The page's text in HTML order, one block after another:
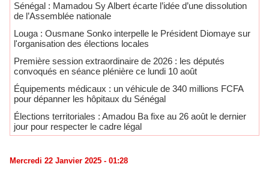
Sénégal : Mamadou Sy Albert écarte l’idée d’une dissolution
de l’Assemblée nationale
Louga : Ousmane Sonko interpelle le Président Diomaye sur
l'organisation des élections locales
Première session extraordinaire de 2026 : les députés
convoqués en séance plénière ce lundi 10 août
Équipements médicaux : un véhicule de 340 millions FCFA
pour dépanner les hôpitaux du Sénégal
Élections territoriales : Amadou Ba fixe au 26 août le dernier
jour pour respecter le cadre légal
Mercredi 22 Janvier 2025 - 01:28